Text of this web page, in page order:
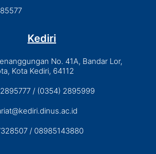
Kediri
No. 41A, Bandar Lor,
Kota Kediri, 64112
/ (0354) 2895999
/ 08985143880